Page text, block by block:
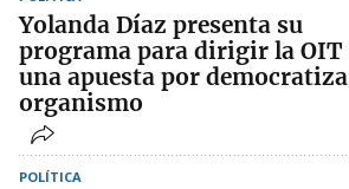
Yolanda Díaz presenta su
programa para dirigir la OIT
una apuesta por
organismo
POLÍTICA